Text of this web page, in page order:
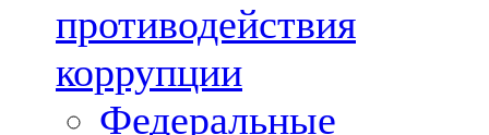
противодействия
коррупции
Федеральные